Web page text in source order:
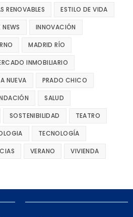
RENOVABLES ESTILO DE VIDA
NEWS INNOVACIÓN
MADRID RÍO
INMOBILIARIO
NUEVA PRADO CHICO
SALUD
SOSTENIBILIDAD TEATRO
TECNOLOGÍA
VERANO VIVIENDA